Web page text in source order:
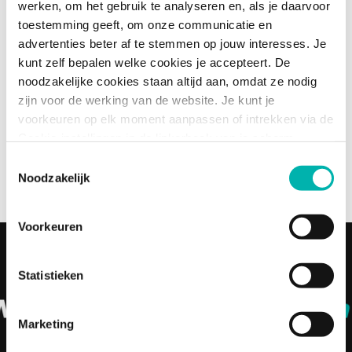
werken, om het gebruik te analyseren en, als je daarvoor
toestemming geeft, om onze communicatie en
advertenties beter af te stemmen op jouw interesses. Je
kunt zelf bepalen welke cookies je accepteert. De
noodzakelijke cookies staan altijd aan, omdat ze nodig
zijn voor de werking van de website. Je kunt je
voorkeuren op elk moment aanpassen of intrekken via de
Noodzakelijk
Voorkeuren
Statistieken
Marketing
Rotterdam
Rotterdam
7 - 24 uur€3400 - €4500
Bekijk vacature
NT2-docent – Volwasseneneducatie –
character and train